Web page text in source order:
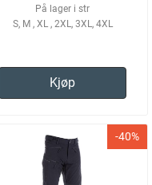
På lager i str
S, M , XL , 2XL, 3XL, 4XL
Kjøp
-40%